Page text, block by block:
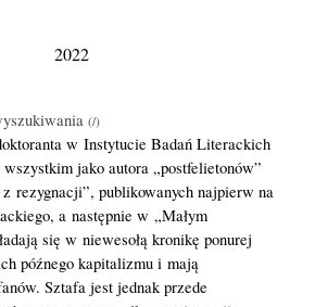
2022
w Instytucie Badań Literackich
jako autora „postfelietonów”
rezygnacji”, publikowanych najpierw na
a następnie w „Małym
się w niewesołą kronikę ponurej
późnego kapitalizmu i mają
Sztafa jest jednak przede